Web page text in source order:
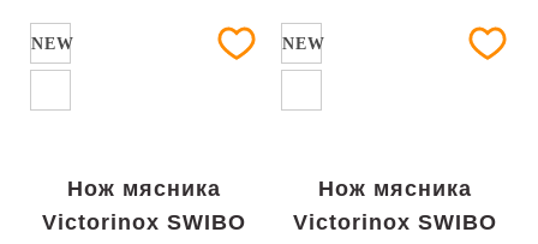
NEW
Нож мясника
Victorinox SWIBO
NEW
Нож мясника
Victorinox SWIBO